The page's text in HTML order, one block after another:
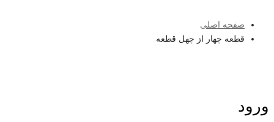
صفحه اصلی
قطعه چهار از چهل قطعه
ورود